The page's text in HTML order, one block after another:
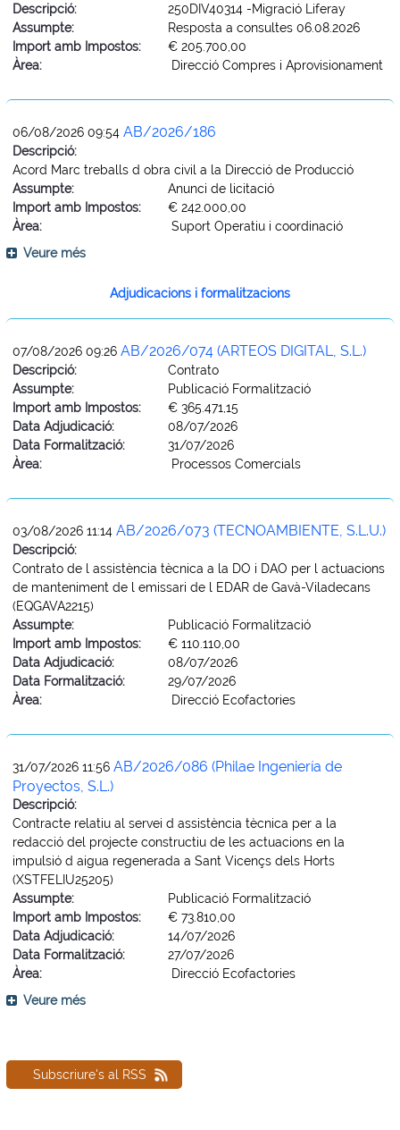
Descripció:
250DIV40314 -Migració Liferay
Assumpte:
Resposta a consultes 06.08.2026
Import amb Impostos:
€ 205.700,00
Àrea:
Direcció Compres i Aprovisionament
06/08/2026 09:54 AB/2026/186
Descripció:
Acord Marc treballs d obra civil a la Direcció de Producció
Assumpte:
Anunci de licitació
Import amb Impostos:
€ 242.000,00
Àrea:
Suport Operatiu i coordinació
Veure més
Adjudicacions i formalitzacions
07/08/2026 09:26 AB/2026/074 (ARTEOS DIGITAL, S.L.)
Descripció:
Contrato
Assumpte:
Publicació Formalització
Import amb Impostos:
€ 365.471,15
Data Adjudicació:
08/07/2026
Data Formalització:
31/07/2026
Àrea:
Processos Comercials
03/08/2026 11:14 AB/2026/073 (TECNOAMBIENTE, S.L.U.)
Descripció:
Contrato de l assistència tècnica a la DO i DAO per l actuacions
de manteniment de l emissari de l EDAR de Gavà-Viladecans
(EQGAVA2215)
Assumpte:
Publicació Formalització
Import amb Impostos:
€ 110.110,00
Data Adjudicació:
08/07/2026
Data Formalització:
29/07/2026
Àrea:
Direcció Ecofactories
31/07/2026 11:56 AB/2026/086 (Philae Ingeniería de
Proyectos, S.L.)
Descripció:
Contracte relatiu al servei d assistència tècnica per a la
redacció del projecte constructiu de les actuacions en la
impulsió d aigua regenerada a Sant Vicençs dels Horts
(XSTFELIU25205)
Assumpte:
Publicació Formalització
Import amb Impostos:
€ 73.810,00
Data Adjudicació:
14/07/2026
Data Formalització:
27/07/2026
Àrea:
Direcció Ecofactories
Veure més
Subscriure's al RSS